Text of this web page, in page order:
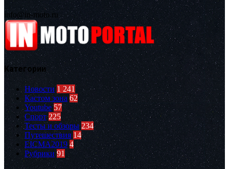
info@in-moto.ru
Категории
Новости 1 241
Кастом зона 62
Youtube 57
Спорт 225
Тесты и обзоры 234
Путешествия 14
EICMA2019 4
Рубрики 91